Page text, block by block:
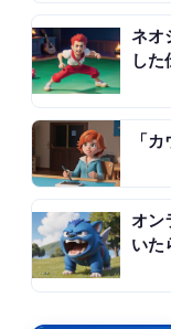
ネオ
した
「
オン
いた